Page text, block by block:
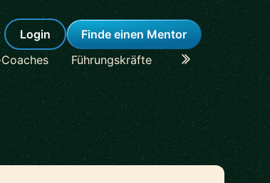
Login
Finde einen Mentor
Führungskräfte Karriere-Coaches